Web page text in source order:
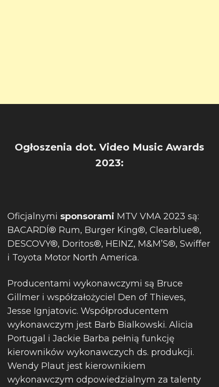
Ogłoszenia dot. Video Music Awards
2023:
Oficjalnymi sponsorami MTV VMA 2023 są:
BACARDÍ® Rum, Burger King®, Clearblue®,
DESCOVY®, Doritos®, HEINZ, M&M’S®, Swiffer
i Toyota Motor North America.
Producentami wykonawczymi są Bruce
Gillmer i współzałożyciel Den of Thieves,
Jesse Ignjatovic. Współproducentem
wykonawczym jest Barb Bialkowski. Alicia
Portugal i Jackie Barba pełnią funkcję
kierowników wykonawczych ds. produkcji.
Wendy Plaut jest kierownikiem
wykonawczym odpowiedzialnym za talenty